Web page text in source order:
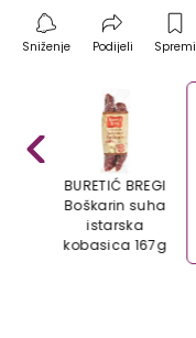
Sniženje Podijeli Spremi
BURETIĆ BREGI
Boškarin suha
istarska
kobasica 167g